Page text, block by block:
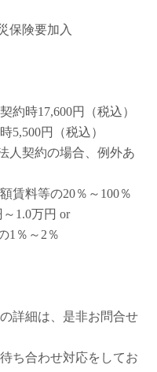
険要加入
時17,600円（税込）
円（税込）
契約の場合、例外あ
料等の20％～100％
1.0万円 or
％～2％
詳細は、是非お問合せ
ち合わせ対応をしてお